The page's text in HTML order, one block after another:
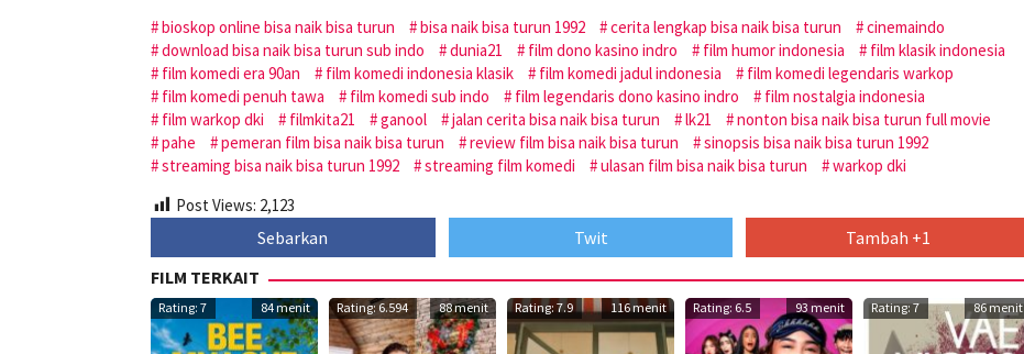
bioskop online bisa naik bisa turun
bisa naik bisa turun 1992 cerita lengkap bisa naik bisa turun
cinemaindo
download bisa naik bisa turun sub indo
dunia21 film dono kasino indro film humor indonesia
film klasik indonesia
film komedi era 90an
film komedi indonesia klasik film komedi jadul indonesia
film komedi legendaris warkop
film komedi penuh tawa
film komedi sub indo film legendaris dono kasino indro
film nostalgia indonesia
film warkop dki
filmkita21 ganool jalan cerita bisa naik bisa turun lk21
nonton bisa naik bisa turun full movie
pahe
pemeran film bisa naik bisa turun review film bisa naik bisa turun
sinopsis bisa naik bisa turun 1992
streaming bisa naik bisa turun 1992
streaming film komedi ulasan film bisa naik bisa turun
warkop dki
Post Views: 2,123
Sebarkan Twit
Tambah +1
FILM TERKAIT
Rating: 7 84 menit Rating: 6.594 88 menit Rating: 7.9 116 menit Rating: 6.5 93 menit Rating: 7 86 menit